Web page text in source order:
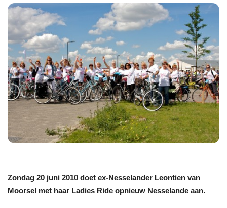
Zondag 20 juni 2010 doet ex-Nesselander Leontien van
Moorsel met haar Ladies Ride opnieuw Nesselande aan.